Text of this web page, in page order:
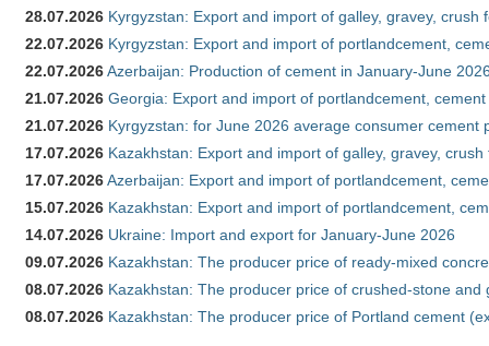
28.07.2026 Kyrgyzstan: Export and import of galley, gravey,
22.07.2026 Kyrgyzstan: Export and import of portlandcement,
22.07.2026Azerbaijan: Production of cement in January-June
21.07.2026 Georgia: Export and import of portlandcement,
21.07.2026 Kyrgyzstan: for June 2026 average consumer cement
17.07.2026 Kazakhstan: Export and import of galley, gravey,
17.07.2026Azerbaijan: Export and import of portlandcement,
15.07.2026 Kazakhstan: Export and import of portlandcement,
14.07.2026 Ukraine: Import and export for January-June 2026
09.07.2026 Kazakhstan: The producer price of ready-mixed
08.07.2026 Kazakhstan: The producer price of crushed-stone and
08.07.2026 Kazakhstan: The producer price of Portland cement